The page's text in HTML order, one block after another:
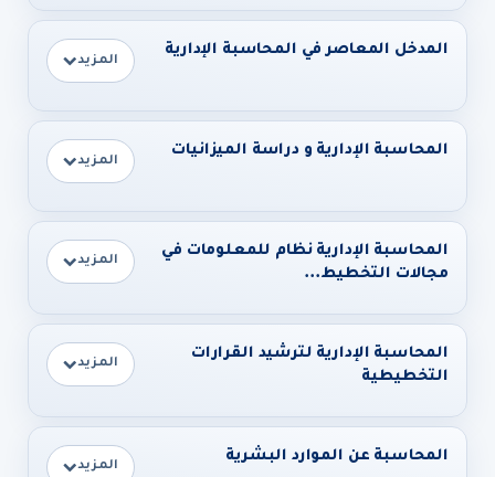
المدخل المعاصر في المحاسبة الإدارية
المزيد
المحاسبة الإدارية و دراسة الميزانيات
المزيد
المحاسبة الإدارية نظام للمعلومات في
مجالات التخطيط...
المزيد
المحاسبة الإدارية لترشيد القرارات
التخطيطية
المزيد
المحاسبة عن الموارد البشرية
المزيد